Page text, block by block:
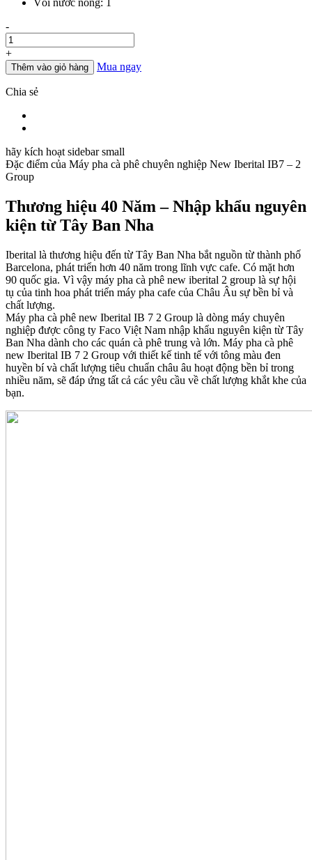
Vòi nước nóng: 1
Số
lượng
-
+
Thêm vào giỏ hàng Mua ngay
Chia sẻ
hãy kích hoạt sidebar small
Đặc điểm của Máy pha cà phê chuyên nghiệp New Iberital IB7 – 2
Group
Thương hiệu 40 Năm – Nhập khẩu nguyên
kiện từ Tây Ban Nha
Iberital là thương hiệu đến từ Tây Ban Nha bắt nguồn từ thành phố
Barcelona, phát triển hơn 40 năm trong lĩnh vực cafe. Có mặt hơn
90 quốc gia. Vì vậy máy pha cà phê new iberital 2 group là sự hội
tụ của tinh hoa phát triển máy pha cafe của Châu Âu sự bền bỉ và
chất lượng.
Máy pha cà phê new Iberital IB 7 2 Group là dòng máy chuyên
nghiệp được công ty Faco Việt Nam nhập khẩu nguyên kiện từ Tây
Ban Nha dành cho các quán cà phê trung và lớn. Máy pha cà phê
new Iberital IB 7 2 Group với thiết kế tinh tế với tông màu đen
huyền bí và chất lượng tiêu chuẩn châu âu hoạt động bền bỉ trong
nhiều năm, sẽ đáp ứng tất cả các yêu cầu về chất lượng khắt khe của
bạn.